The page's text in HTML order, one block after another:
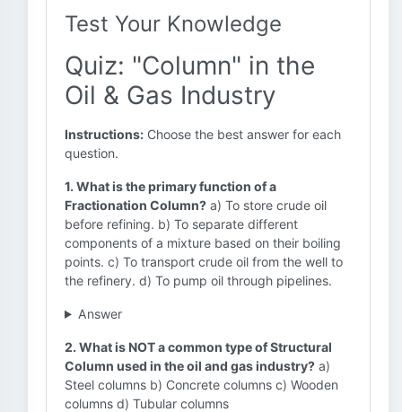
Test Your Knowledge
Quiz: "Column" in the
Oil & Gas Industry
Instructions: Choose the best answer for each
question.
1. What is the primary function of a
Fractionation Column? a) To store crude oil
before refining. b) To separate different
components of a mixture based on their boiling
points. c) To transport crude oil from the well to
the refinery. d) To pump oil through pipelines.
Answer
2. What is NOT a common type of Structural
Column used in the oil and gas industry? a)
Steel columns b) Concrete columns c) Wooden
columns d) Tubular columns